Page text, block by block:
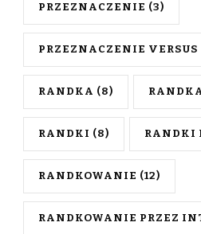
PRZEZNACZENIE (3)
PRZEZNACZENIE VERSUS
RANDKA (8)
RANDKI (8) RANDKI
RANDKOWANIE (12)
RANDKOWANIE PRZEZ